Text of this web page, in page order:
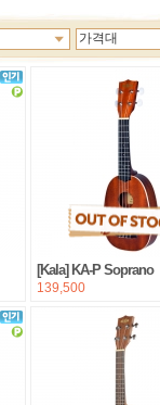
가격대
[Kala] KA-P Soprano
139,500